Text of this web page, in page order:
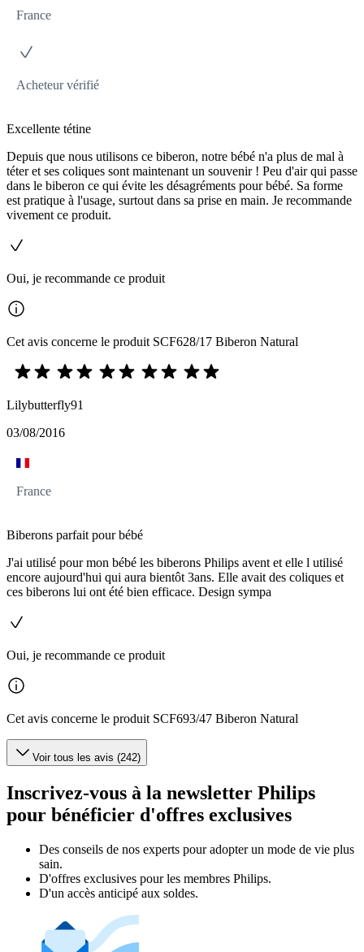
France
Acheteur vérifié
Excellente tétine
Depuis que nous utilisons ce biberon, notre bébé n'a plus de mal à
téter et ses coliques sont maintenant un souvenir ! Peu d'air qui passe
dans le biberon ce qui évite les désagréments pour bébé. Sa forme
est pratique à l'usage, surtout dans sa prise en main. Je recommande
vivement ce produit.
Oui, je recommande ce produit
Cet avis concerne le produit SCF628/17 Biberon Natural
Lilybutterfly91
03/08/2016
France
Biberons parfait pour bébé
J'ai utilisé pour mon bébé les biberons Philips avent et elle l utilisé
encore aujourd'hui qui aura bientôt 3ans. Elle avait des coliques et
ces biberons lui ont été bien efficace. Design sympa
Oui, je recommande ce produit
Cet avis concerne le produit SCF693/47 Biberon Natural
Voir tous les avis (242)
Inscrivez-vous à la newsletter Philips
pour bénéficier d'offres exclusives
Des conseils de nos experts pour adopter un mode de vie plus
sain.
D'offres exclusives pour les membres Philips.
D'un accès anticipé aux soldes.